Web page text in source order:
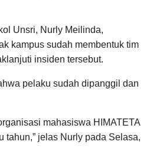
Unsri, Nurly Meilinda,
kampus sudah membentuk tim
insiden tersebut.
pelaku sudah dipanggil dan
mahasiswa HIMATETA
tahun,” jelas Nurly pada Selasa,